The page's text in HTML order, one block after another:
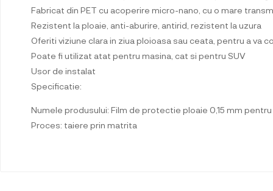
Fabricat din PET cu acoperire micro-nano, cu o mare
Rezistent la ploaie, anti-aburire, antirid, rezistent la uzura
Oferiti viziune clara in ziua ploioasa sau ceata, pentru a va
Poate fi utilizat atat pentru masina, cat si pentru SUV
Usor de instalat
Specificatie:
Numele produsului: Film de protectie ploaie 0,15 mm
Proces: taiere prin matrita